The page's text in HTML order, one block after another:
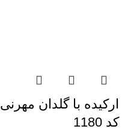
ارکیده با گلدان مهرنی
کد 1180